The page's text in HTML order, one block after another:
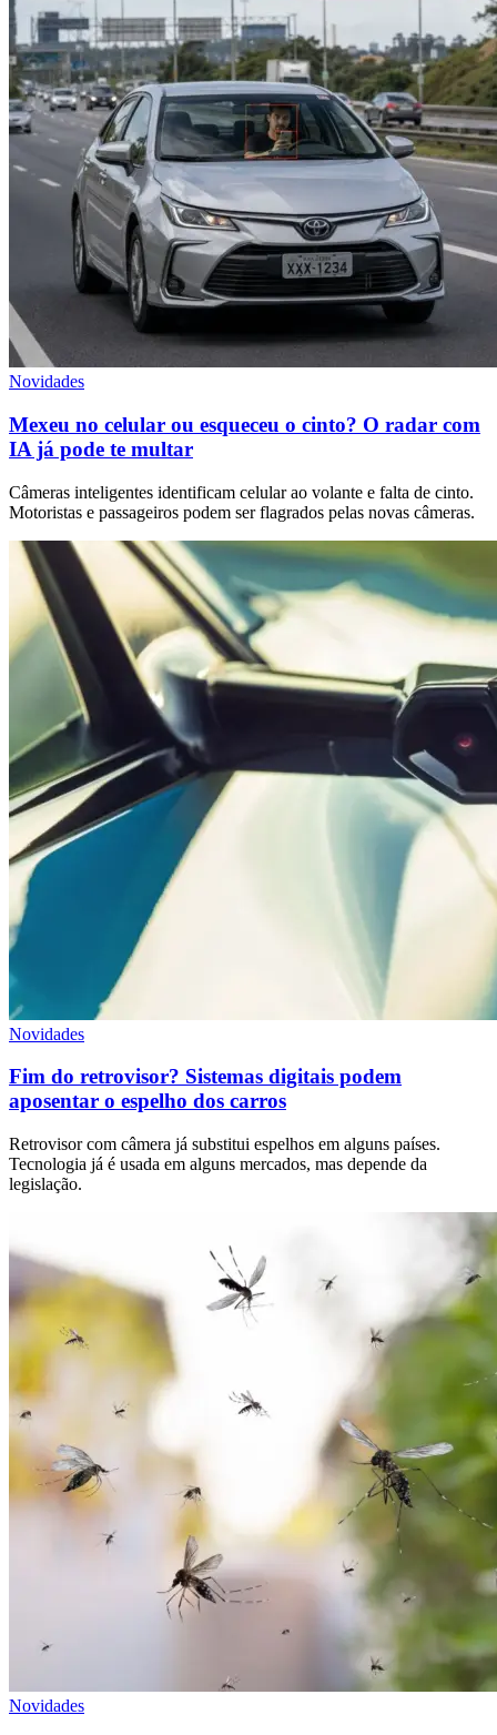
Novidades
Mexeu no celular ou esqueceu o cinto? O radar com
IA já pode te multar
Câmeras inteligentes identificam celular ao volante e falta de cinto.
Motoristas e passageiros podem ser flagrados pelas novas câmeras.
Novidades
Fim do retrovisor? Sistemas digitais podem
aposentar o espelho dos carros
Retrovisor com câmera já substitui espelhos em alguns países.
Tecnologia já é usada em alguns mercados, mas depende da
legislação.
Novidades